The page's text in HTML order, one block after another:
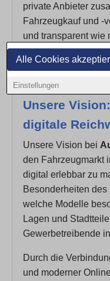
Alle Cookies
Einstellungen
private Anbieter
Fahrzeugkauf und -
und transparent wie
Unsere
digitale
Unsere Vision bei
den Fahrzeugmarkt
digital erlebbar zu
Besonderheiten
welche Modelle
Lagen und
Gewerbetreibende
Durch die
und moderner